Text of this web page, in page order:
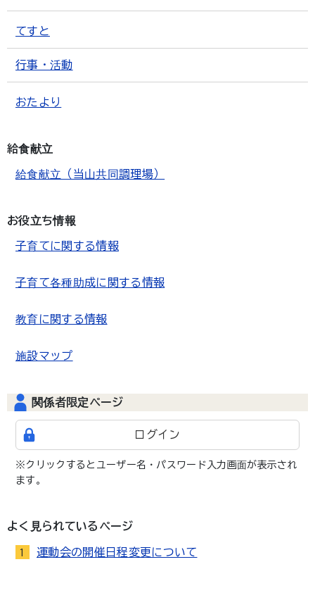
てすと
行事・活動
おたより
給食献立
給食献立（当山共同調理場）
お役立ち情報
子育てに関する情報
子育て各種助成に関する情報
教育に関する情報
施設マップ
関係者限定ページ
ログイン
※クリックするとユーザー名・パスワード入力画面が表示され
ます。
よく見られているページ
1 運動会の開催日程変更について